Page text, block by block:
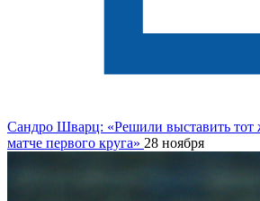
Сандро Шварц: «Решили выставить тот
матче первого круга» 28 ноября